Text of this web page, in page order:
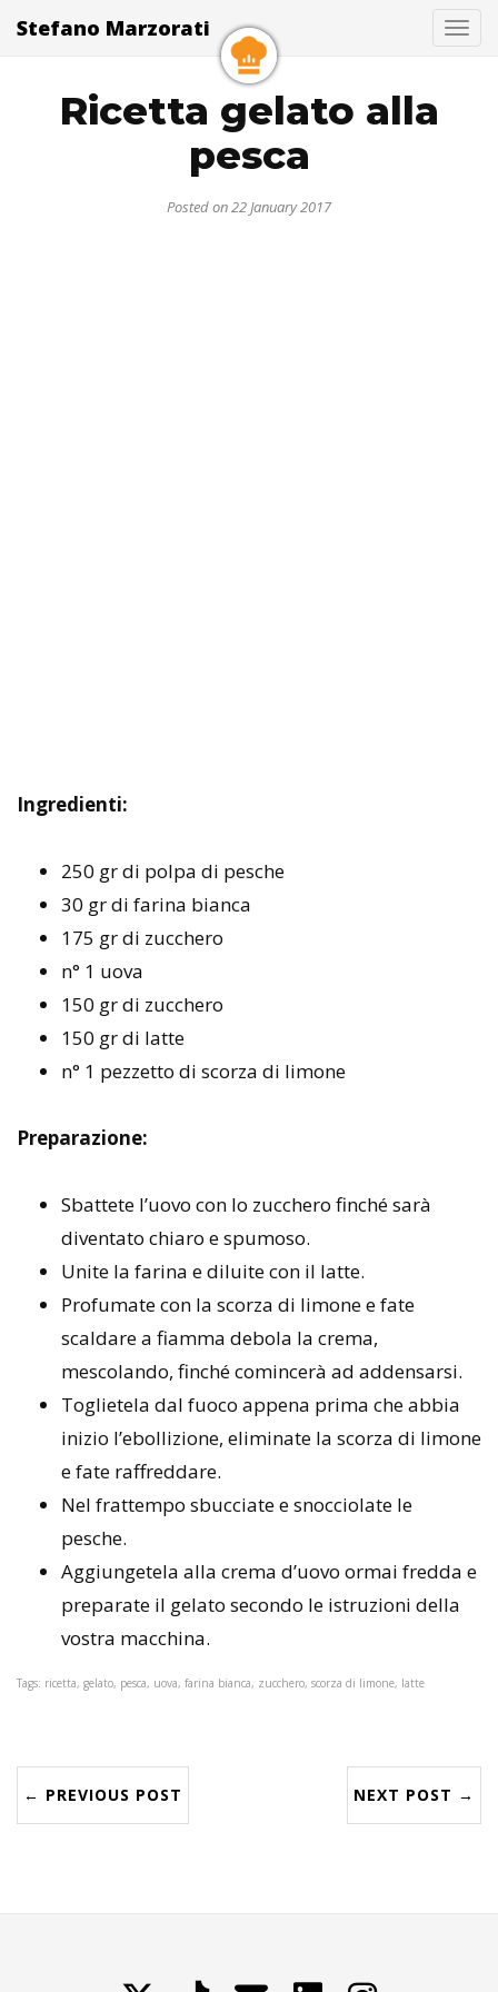
Stefano Marzorati
Ricetta gelato alla
pesca
Posted on 22 January 2017
Ingredienti:
250 gr di polpa di pesche
30 gr di farina bianca
175 gr di zucchero
n° 1 uova
150 gr di zucchero
150 gr di latte
n° 1 pezzetto di scorza di limone
Preparazione:
Sbattete l’uovo con lo zucchero finché sarà
diventato chiaro e spumoso.
Unite la farina e diluite con il latte.
Profumate con la scorza di limone e fate
scaldare a fiamma debola la crema,
mescolando, finché comincerà ad addensarsi.
Toglietela dal fuoco appena prima che abbia
inizio l’ebollizione, eliminate la scorza di limone
e fate raffreddare.
Nel frattempo sbucciate e snocciolate le
pesche.
Aggiungetela alla crema d’uovo ormai fredda e
preparate il gelato secondo le istruzioni della
vostra macchina.
Tags: ricetta, gelato, pesca, uova, farina bianca, zucchero, scorza di limone, latte
← PREVIOUS POST NEXT POST →